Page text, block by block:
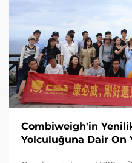
Combiweigh'in
Yolculuğuna Dair On